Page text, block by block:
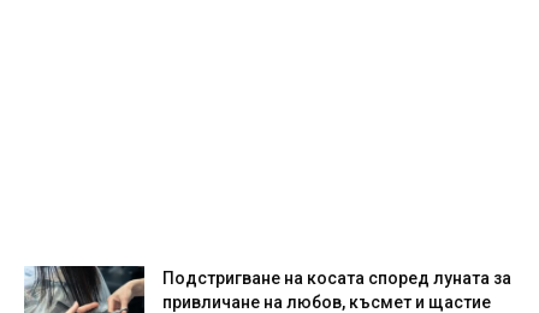
Подстригване на косата според луната за
привличане на любов, късмет и щастие